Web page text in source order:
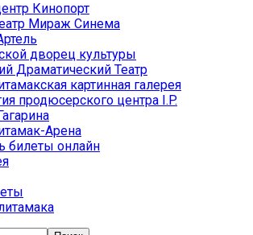
Кинопорт
Мираж Синема
дворец культуры
Драматический Театр
картинная галерея
продюсерского центра I.P.
Арена
билеты онлайн